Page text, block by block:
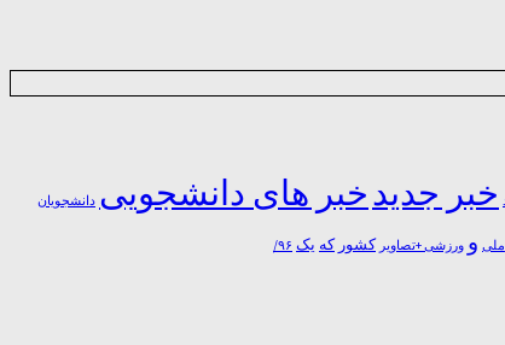
خبر جدیدخبر های دانشجویی دانشجویان
ملی و ورزشی +تصاویر کشور که یک ۹۶/